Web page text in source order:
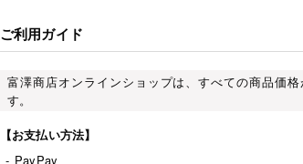
ご利用ガイド
富澤商店オンラインショップは、すべての商品価
す。
【お支払い方法】
- PayPay